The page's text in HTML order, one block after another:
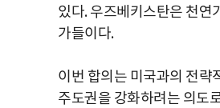
있다. 우즈베키스탄은 천연
가들이다.
이번 합의는 미국과의 전략
주도권을 강화하려는 의도